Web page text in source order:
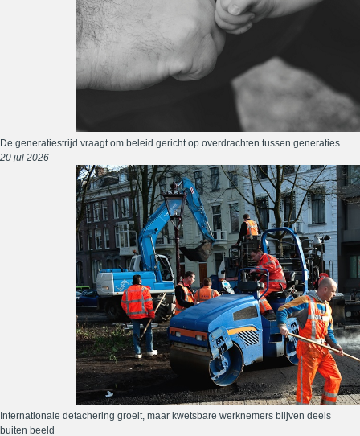
De generatiestrijd vraagt om beleid gericht op overdrachten tussen generaties
20 jul 2026
Internationale detachering groeit, maar kwetsbare werknemers blijven deels
buiten beeld